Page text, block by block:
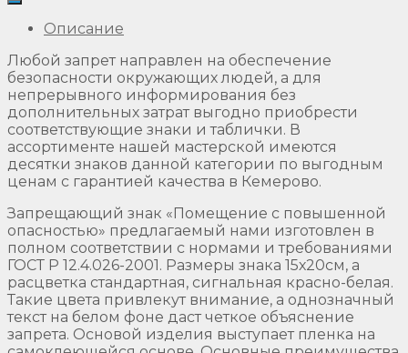
Описание
Любой запрет направлен на обеспечение
безопасности окружающих людей, а для
непрерывного информирования без
дополнительных затрат выгодно приобрести
соответствующие знаки и таблички. В
ассортименте нашей мастерской имеются
десятки знаков данной категории по выгодным
ценам с гарантией качества в Кемерово.
Запрещающий знак «Помещение с повышенной
опасностью» предлагаемый нами изготовлен в
полном соответствии с нормами и требованиями
ГОСТ Р 12.4.026-2001. Размеры знака 15х20см, а
расцветка стандартная, сигнальная красно-белая.
Такие цвета привлекут внимание, а однозначный
текст на белом фоне даст четкое объяснение
запрета. Основой изделия выступает пленка на